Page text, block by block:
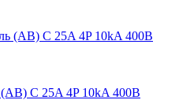
C 25A 4P 10kA 400В